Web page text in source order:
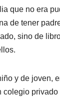
que no era
de tener
sino de
y de joven,
colegio